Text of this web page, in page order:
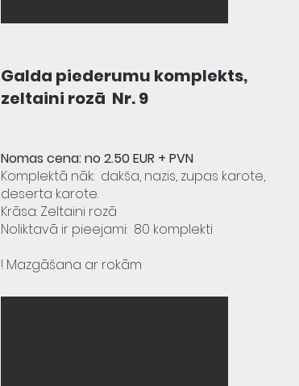
Galda piederumu komplekts,
zeltaini rozā Nr. 9
Nomas cena: no 2.50 EUR + PVN
Komplektā nāk: dakša, nazis, zupas karote,
deserta karote.
Krāsa: Zeltaini rozā
Noliktavā ir pieejami: 80 komplekti
! Mazgāšana ar rokām